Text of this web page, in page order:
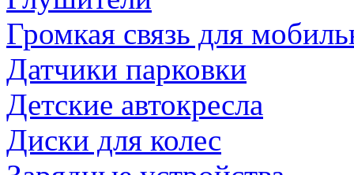
Громкая связь для
Датчики парковки
Детские автокресла
Диски для колес